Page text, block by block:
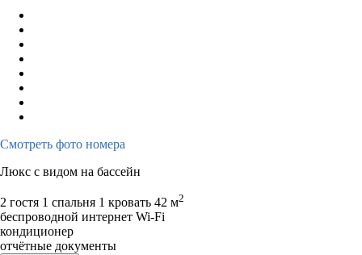
Смотреть фото номера
Люкс с видом на бассейн
2 гостя 1 спальня 1 кровать 42 м2
беспроводной интернет Wi-Fi
кондиционер
отчётные документы